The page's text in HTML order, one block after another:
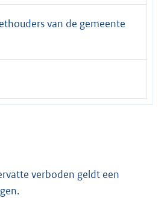
van de gemeente
verboden geldt een